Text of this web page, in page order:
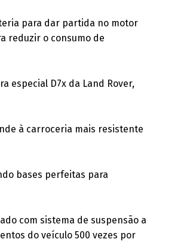
para dar partida no motor
reduzir o consumo de
especial D7x da Land Rover,
à carroceria mais resistente
bases perfeitas para
com sistema de suspensão a
do veículo 500 vezes por